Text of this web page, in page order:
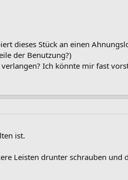
dieses Stück an einen
der Benutzung?)
Ich könnte mir fast
ist.
Leisten drunter schrauben und